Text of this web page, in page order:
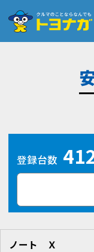
安心の
登録台数
ノート Ｘ